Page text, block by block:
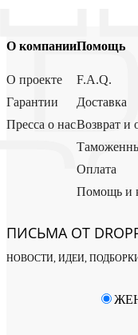
О компании
О проекте
Гарантии
Пресса о нас
Помощь
F.A.Q.
Доставка
Возврат и
Оплата
Помощь и
ПИСЬМА ОТ
НОВОСТИ, ИДЕИ,